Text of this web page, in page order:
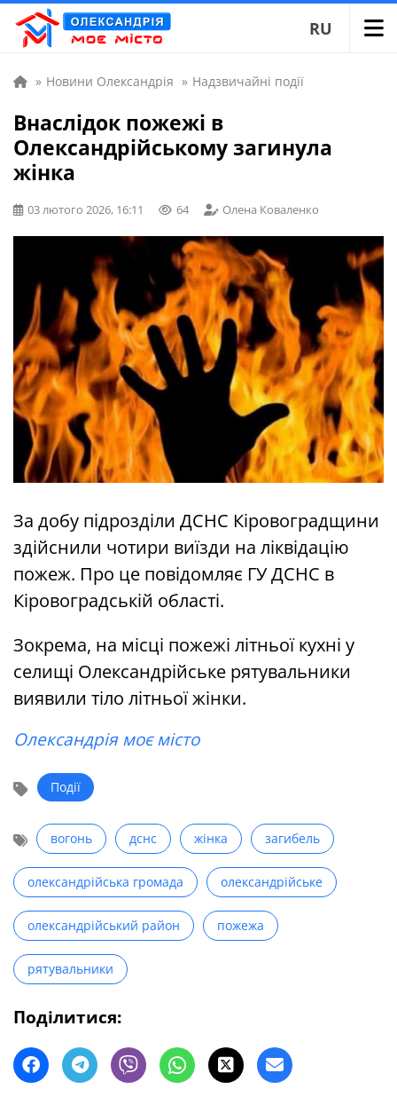
RU
» Новини Олександрія » Надзвичайні події
Внаслідок пожежі в
Олександрійському загинула
жінка
03 лютого 2026, 16:11 64 Олена Коваленко
За добу підрозділи ДСНС Кіровоградщини
здійснили чотири виїзди на ліквідацію
пожеж. Про це повідомляє ГУ ДСНС в
Кіровоградській області.
Зокрема, на місці пожежі літньої кухні у
селищі Олександрійське рятувальники
виявили тіло літньої жінки.
Олександрія моє місто
Події
вогонь дснс жінка загибель
олександрійська громада олександрійське
олександрійський район пожежа
рятувальники
Поділитися: